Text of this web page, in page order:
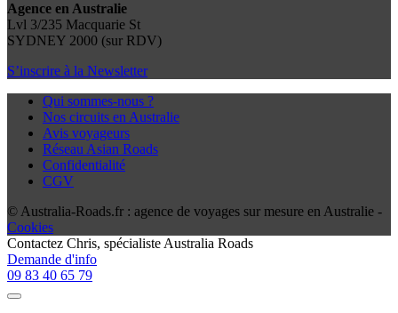
Agence en Australie
Lvl 3/235 Macquarie St
SYDNEY 2000 (sur RDV)
S’inscrire à la Newsletter
Qui sommes-nous ?
Nos circuits en Australie
Avis voyageurs
Réseau Asian Roads
Confidentialité
CGV
© Australia-Roads.fr : agence de voyages sur mesure en Australie -
Cookies
Contactez Chris, spécialiste Australia Roads
Demande d'info
09 83 40 65 79